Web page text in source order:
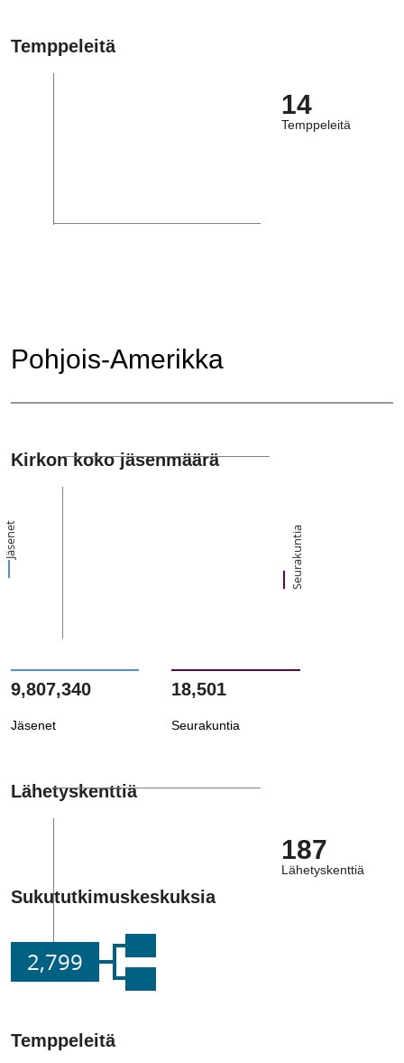
Temppeleitä
14
Temppeleitä
Pohjois-Amerikka
Kirkon koko jäsenmäärä
Jäsenet Seurakuntia
9,807,340
Jäsenet
18,501
Seurakuntia
Lähetyskenttiä
187
Lähetyskenttiä
Sukututkimuskeskuksia
2,799
Temppeleitä